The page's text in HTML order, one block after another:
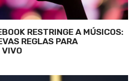
RESTRINGE A MÚSICOS:
REGLAS PARA
VIVO